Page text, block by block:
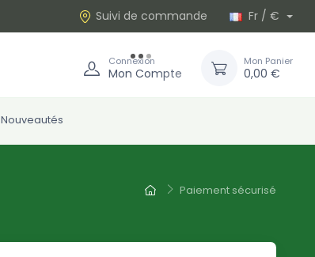
Suivi de commande Fr / €
Connexion
Mon Compte
Mon Panier
0,00 €
Nouveautés
Paiement sécurisé